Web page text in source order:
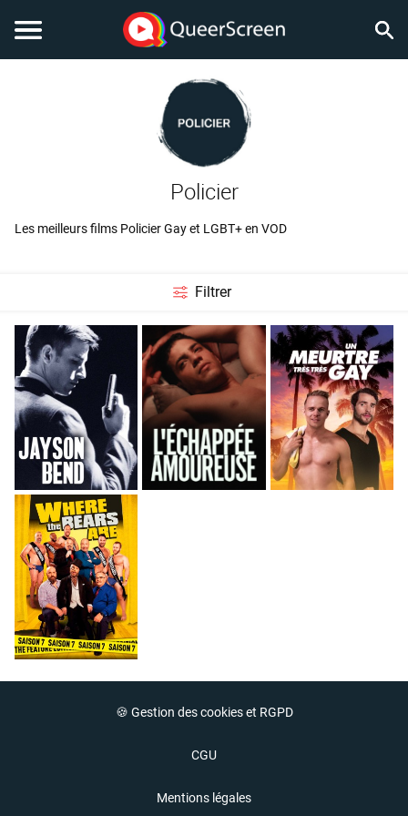
Policier
Les meilleurs films Policier Gay et LGBT+ en VOD
Filtrer
🍪 Gestion des cookies et RGPD
CGU
Mentions légales